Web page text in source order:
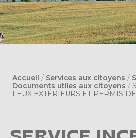
Accueil / Services aux citoyens /
Documents utiles aux citoyens /
FEUX EXTÉRIEURS ET PERMIS